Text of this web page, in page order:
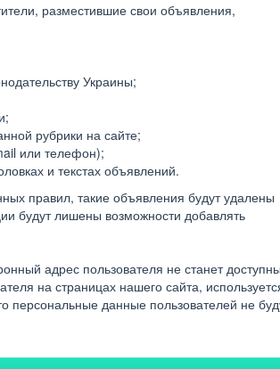
разместившие свои объявления,
Украины;
рубрики на сайте;
или телефон);
и текстах объявлений.
правил, такие объявления будут удалены
будут лишены возможности добавлять
адрес пользователя не станет
на страницах нашего сайта,
данные пользователей не